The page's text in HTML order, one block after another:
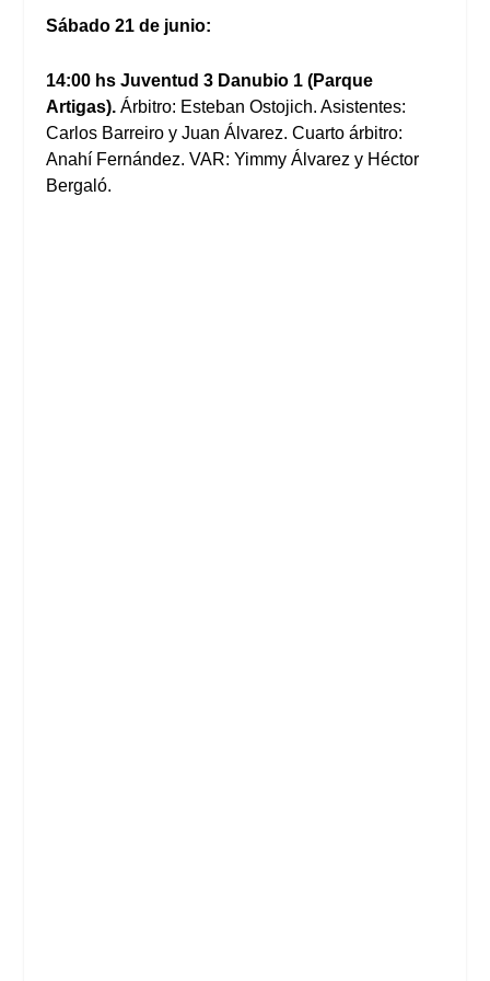
Sábado 21 de junio:
14:00 hs Juventud 3 Danubio 1 (Parque
Artigas). Árbitro: Esteban Ostojich. Asistentes:
Carlos Barreiro y Juan Álvarez. Cuarto árbitro:
Anahí Fernández. VAR: Yimmy Álvarez y Héctor
Bergaló.